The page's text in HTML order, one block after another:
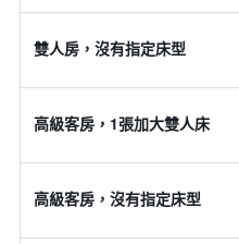
雙人房，沒有指定床型
高級客房，1張加大雙人床
高級客房，沒有指定床型